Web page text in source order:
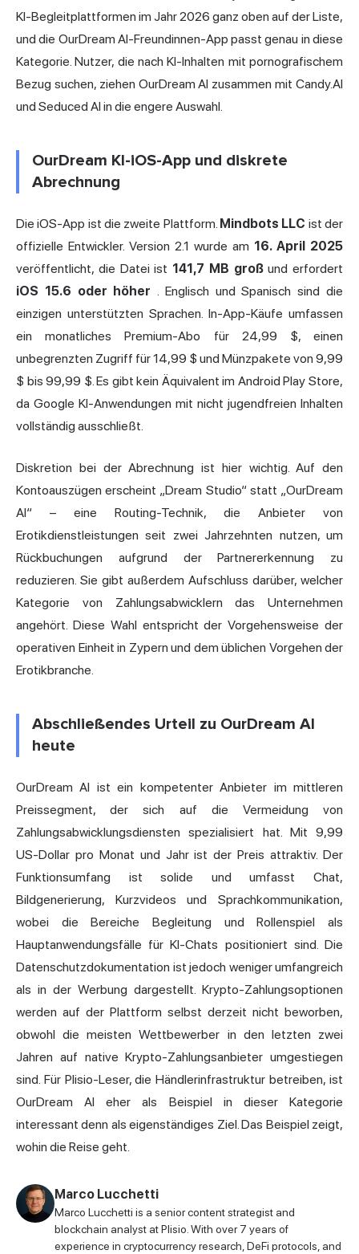
KI-Begleitplattformen im Jahr 2026 ganz oben auf der Liste,
und die OurDream AI-Freundinnen-App passt genau in diese
Kategorie. Nutzer, die nach KI-Inhalten mit pornografischem
Bezug suchen, ziehen OurDream AI zusammen mit Candy.AI
und Seduced AI in die engere Auswahl.
OurDream KI-iOS-App und diskrete
Abrechnung
Die iOS-App ist die zweite Plattform. Mindbots LLC ist der
offizielle Entwickler. Version 2.1 wurde am 16. April 2025
veröffentlicht, die Datei ist 141,7 MB großund erfordert
iOS 15.6 oder höher . Englisch und Spanisch sind die
einzigen unterstützten Sprachen. In-App-Käufe umfassen
ein monatliches Premium-Abo für 24,99 $, einen
unbegrenzten Zugriff für 14,99 $ und Münzpakete von 9,99
$ bis 99,99 $. Es gibt kein Äquivalent im Android Play Store,
da Google KI-Anwendungen mit nicht jugendfreien Inhalten
vollständig ausschließt.
Diskretion bei der Abrechnung ist hier wichtig. Auf den
Kontoauszügen erscheint „Dream Studio“ statt „OurDream
AI“ – eine Routing-Technik, die Anbieter von
Erotikdienstleistungen seit zwei Jahrzehnten nutzen, um
Rückbuchungen aufgrund der Partnererkennung zu
reduzieren. Sie gibt außerdem Aufschluss darüber, welcher
Kategorie von Zahlungsabwicklern das Unternehmen
angehört. Diese Wahl entspricht der Vorgehensweise der
operativen Einheit in Zypern und dem üblichen Vorgehen der
Erotikbranche.
Abschließendes Urteil zu OurDream AI
heute
OurDream AI ist ein kompetenter Anbieter im mittleren
Preissegment, der sich auf die Vermeidung von
Zahlungsabwicklungsdiensten spezialisiert hat. Mit 9,99
US-Dollar pro Monat und Jahr ist der Preis attraktiv. Der
Funktionsumfang ist solide und umfasst Chat,
Bildgenerierung, Kurzvideos und Sprachkommunikation,
wobei die Bereiche Begleitung und Rollenspiel als
Hauptanwendungsfälle für KI-Chats positioniert sind. Die
Datenschutzdokumentation ist jedoch weniger umfangreich
als in der Werbung dargestellt. Krypto-Zahlungsoptionen
werden auf der Plattform selbst derzeit nicht beworben,
obwohl die meisten Wettbewerber in den letzten zwei
Jahren auf native Krypto-Zahlungsanbieter umgestiegen
sind. Für Plisio-Leser, die Händlerinfrastruktur betreiben, ist
OurDream AI eher als Beispiel in dieser Kategorie
interessant denn als eigenständiges Ziel. Das Beispiel zeigt,
wohin die Reise geht.
Marco Lucchetti
Marco Lucchetti is a senior content strategist and
blockchain analyst at Plisio. With over 7 years of
experience in cryptocurrency research, DeFi protocols, and